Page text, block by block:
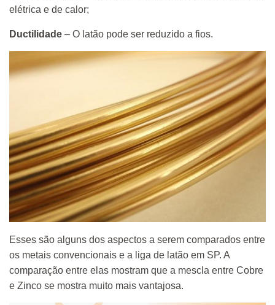
elétrica e de calor;
Ductilidade – O latão pode ser reduzido a fios.
Esses são alguns dos aspectos a serem comparados entre
os metais convencionais e a liga de latão em SP. A
comparação entre elas mostram que a mescla entre Cobre
e Zinco se mostra muito mais vantajosa.